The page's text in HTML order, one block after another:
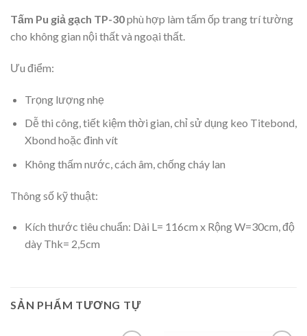
Tấm Pu giả gạch TP-30phù hợp làm tấm ốp trang trí tường
cho không gian nội thất và ngoại thất.
Ưu điểm:
Trọng lượng nhẹ
Dễ thi công, tiết kiệm thời gian, chỉ sử dụng keo Titebond,
Xbond hoặc đinh vít
Không thấm nước, cách âm, chống cháy lan
Thông số kỹ thuật:
Kích thước tiêu chuẩn: Dài L= 116cm x Rộng W=30cm, độ
dày Thk= 2,5cm
SẢN PHẨM TƯƠNG TỰ